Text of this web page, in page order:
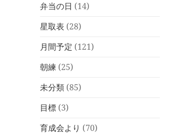
弁当の日 (14)
星取表 (28)
月間予定 (121)
朝練 (25)
未分類 (85)
目標 (3)
育成会より (70)